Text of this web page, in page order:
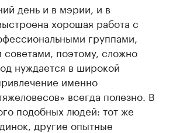
день и в мэрии, и в
хорошая работа с
группами,
поэтому, сложно
нуждается в широкой
именно
всегда полезно. В
подобных людей: тот же
другие опытные